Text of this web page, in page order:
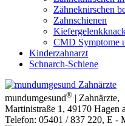
Zähneknirschen
Zahnschienen
CMD Symptome
Kinderzahnarzt
Schnarch-Schiene
mundumgesund® | Zahnärzte,
Martinistraße 1 , 49170 Hagen
Telefon: 05401 / 837 220, E -